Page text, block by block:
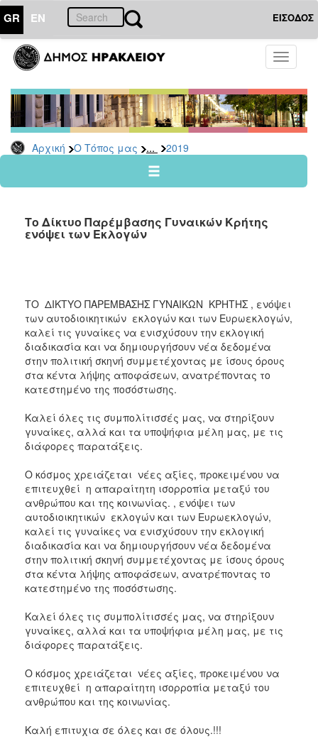
GR EN ΕΙΣΟΔΟΣ
Toggle
Αρχική Ο Τόπος μας ... 2019
ΤΟΠΟΣ
ΜΑΣ
Ανακοινώσεις
Αρχείο
2026
2024
2022
2018
2017
2016
2015
2011
ΔΗΜΟΣ
ΠΟΛΙΤΙΣΜΟΣ
ΑΝΘΕΚΤΙΚΗ
ΠΟΛΗ
Το Δίκτυο Παρέμβασης Γυναικών Κρήτης
ενόψει των Εκλογών
ΤΟ ΔΙΚΤΥΟ ΠΑΡΕΜΒΑΣΗΣ ΓΥΝΑΙΚΩΝ ΚΡΗΤΗΣ , ενόψει
των αυτοδιοικητικών εκλογών και των Ευρωεκλογών,
καλεί τις γυναίκες να ενισχύσουν την εκλογική
διαδικασία και να δημιουργήσουν νέα δεδομένα
στην πολιτική σκηνή συμμετέχοντας με ίσους όρους
στα κέντα λήψης αποφάσεων, ανατρέποντας το
κατεστημένο της ποσόστωσης.
Καλεί όλες τις συμπολίτισσές μας, να στηρίξουν
γυναίκες, αλλά και τα υποψήφια μέλη μας, με τις
διάφορες παρατάξεις.
Ο κόσμος χρειάζεται νέες αξίες, προκειμένου να
επιτευχθεί η απαραίτητη ισορροπία μεταξύ του
ανθρώπου και της κοινωνίας. , ενόψει των
αυτοδιοικητικών εκλογών και των Ευρωεκλογών,
καλεί τις γυναίκες να ενισχύσουν την εκλογική
διαδικασία και να δημιουργήσουν νέα δεδομένα
στην πολιτική σκηνή συμμετέχοντας με ίσους όρους
στα κέντα λήψης αποφάσεων, ανατρέποντας το
κατεστημένο της ποσόστωσης.
Καλεί όλες τις συμπολίτισσές μας, να στηρίξουν
γυναίκες, αλλά και τα υποψήφια μέλη μας, με τις
διάφορες παρατάξεις.
Ο κόσμος χρειάζεται νέες αξίες, προκειμένου να
επιτευχθεί η απαραίτητη ισορροπία μεταξύ του
ανθρώπου και της κοινωνίας.
Καλή επιτυχια σε όλες και σε όλους.!!!